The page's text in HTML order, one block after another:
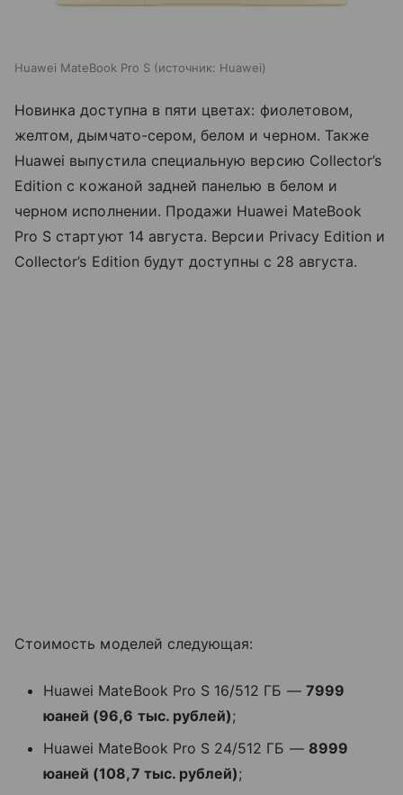
Huawei MateBook Pro S источник: Huawei
Новинка доступна в пяти цветах: фиолетовом,
желтом, дымчато-сером, белом и черном. Также
Huawei выпустила специальную версию Collector’s
Edition с кожаной задней панелью в белом и
черном исполнении. Продажи Huawei MateBook
Pro S стартуют 14 августа. Версии Privacy Edition и
Collector’s Edition будут доступны с 28 августа.
Стоимость моделей следующая:
Huawei MateBook Pro S 16/512 ГБ — 7999
юаней (96,6 тыс. рублей);
Huawei MateBook Pro S 24/512 ГБ — 8999
юаней (108,7 тыс. рублей);